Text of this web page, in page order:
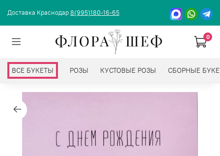
Доставка Краснодар8(995)180-16-65
0
ВСЕ БУКЕТЫ РОЗЫ КУСТОВЫЕ РОЗЫ СБОРНЫЕ